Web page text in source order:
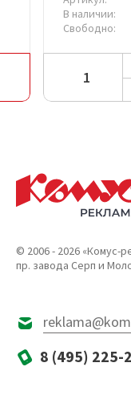
В наличии:
Свободно:
© 2006 - 2026 «Комус-
пр. завода Серп и
8 (495) 225-